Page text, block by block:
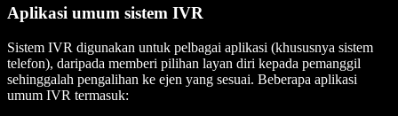
Aplikasi umum sistem IVR
Sistem IVR digunakan untuk pelbagai aplikasi (khususnya sistem
telefon), daripada memberi pilihan layan diri kepada pemanggil
sehinggalah pengalihan ke ejen yang sesuai. Beberapa aplikasi
umum IVR termasuk: